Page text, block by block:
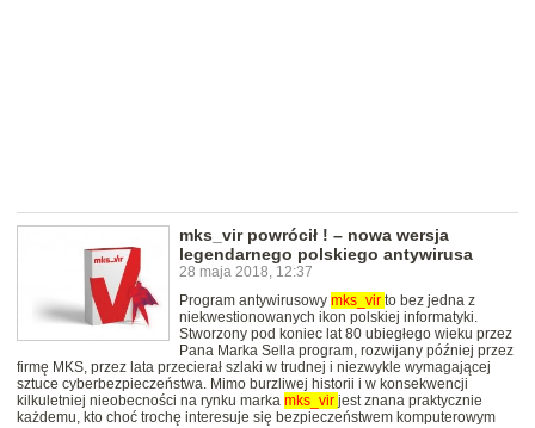
mks_vir powrócił ! – nowa wersja
legendarnego polskiego antywirusa
28 maja 2018, 12:37
Program antywirusowy mks_vir to bez jedna z
niekwestionowanych ikon polskiej informatyki.
Stworzony pod koniec lat 80 ubiegłego wieku przez
Pana Marka Sella program, rozwijany później przez
firmę MKS, przez lata przecierał szlaki w trudnej i niezwykle wymagającej
sztuce cyberbezpieczeństwa. Mimo burzliwej historii i w konsekwencji
kilkuletniej nieobecności na rynku marka mks_vir jest znana praktycznie
każdemu, kto choć trochę interesuje się bezpieczeństwem komputerowym